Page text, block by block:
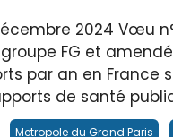
2024 Vœu
FG et
par an en France
de santé
Metropole du Grand Paris